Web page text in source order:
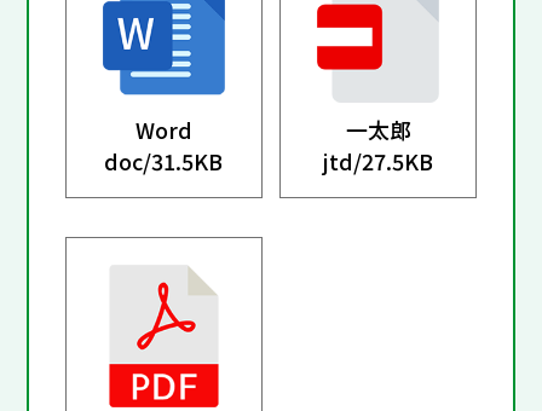
Word
doc/31.5KB
一太郎
jtd/27.5KB